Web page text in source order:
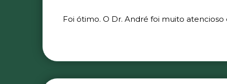
Foi ótimo. O Dr. André foi muito